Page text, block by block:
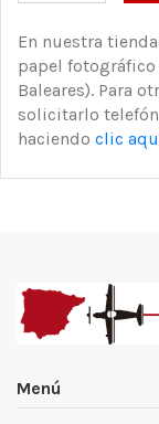
En nuestra
papel fotográfico
Baleares). Para
solicitarlo
haciendo clic
Menú